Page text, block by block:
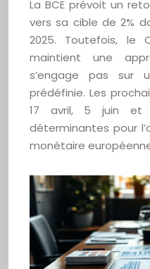
La BCE prévoit un
vers sa cible de 2%
2025. Toutefois, le
maintient une
s’engage pas sur
prédéfinie. Les
17 avril, 5 juin et
déterminantes pour
monétaire